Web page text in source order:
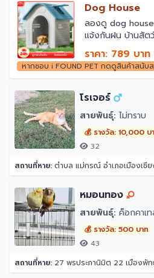
Dog House
ลองดู dog
แจ้งกันฝน บ้านสัต
กลางแจ้ง บ้านสุนั
ราคา ฿789 - ฿
ราคา: 789 บาท
หากชอบ i FOUND PET กดดูสินค้าสนับ
โรเจอร์
สายพันธุ์: ไม่ทราบ
💰 รางวัล: 10,000 บ
32
สถานที่หาย: ตำบล แม่กรณ์ อำเภอเมืองเชีย
หมอนทอง
สายพันธุ์: ค็อกคาเ
💰 รางวัล: 500 บาท
43
สถานที่หาย: 27 พรประภานิมิต 22 เมืองพัท